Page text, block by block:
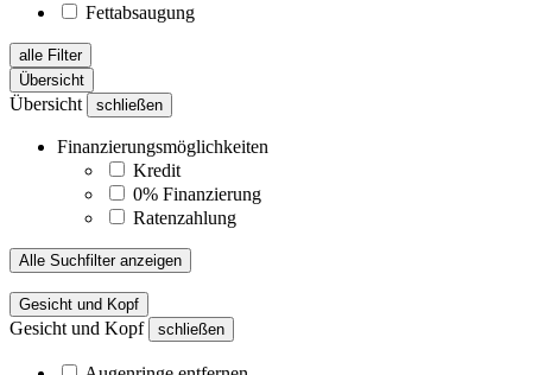
Fettabsaugung
alle Filter
Übersicht
Übersicht schließen
Finanzierungsmöglichkeiten
Kredit
0% Finanzierung
Ratenzahlung
Alle Suchfilter anzeigen
Gesicht und Kopf
Gesicht und Kopf schließen